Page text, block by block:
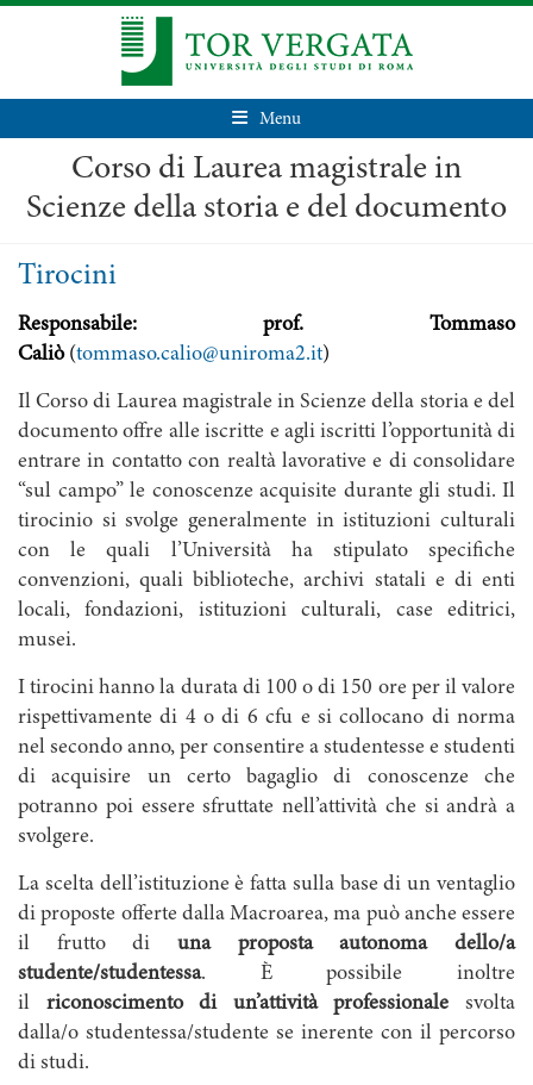
Menu
Corso di Laurea magistrale in
Scienze della storia e del documento
Tirocini
Responsabile: prof. Tommaso
Caliò (tommaso.calio@uniroma2.it)
Il Corso di Laurea magistrale in Scienze della storia e del
documento offre alle iscritte e agli iscritti l’opportunità di
entrare in contatto con realtà lavorative e di consolidare
“sul campo” le conoscenze acquisite durante gli studi. Il
tirocinio si svolge generalmente in istituzioni culturali
con le quali l’Università ha stipulato specifiche
convenzioni, quali biblioteche, archivi statali e di enti
locali, fondazioni, istituzioni culturali, case editrici,
musei.
I tirocini hanno la durata di 100 o di 150 ore per il valore
rispettivamente di 4 o di 6 cfu e si collocano di norma
nel secondo anno, per consentire a studentesse e studenti
di acquisire un certo bagaglio di conoscenze che
potranno poi essere sfruttate nell’attività che si andrà a
svolgere.
La scelta dell’istituzione è fatta sulla base di un ventaglio
di proposte offerte dalla Macroarea, ma può anche essere
il frutto di una proposta autonoma dello/a
studente/studentessa. È possibile inoltre
il riconoscimento di un’attività professionalesvolta
dalla/o studentessa/studente se inerente con il percorso
di studi.